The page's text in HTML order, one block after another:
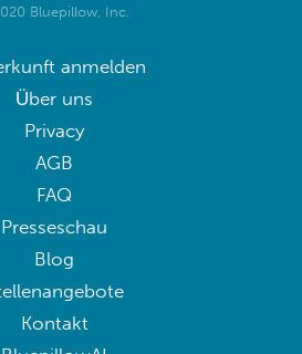
Bluepillow, Inc.
anmelden
Über uns
Privacy
AGB
FAQ
Presseschau
Blog
Kontakt